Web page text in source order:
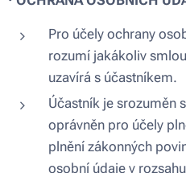
Pro účely ochrany
rozumí jakákoliv
uzavírá s účastníkem.
Účastník je srozuměn
oprávněn pro účely
plnění zákonných
osobní údaje v